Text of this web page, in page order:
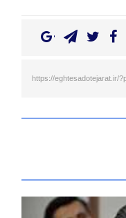
https://eghtesadotejarat.ir/